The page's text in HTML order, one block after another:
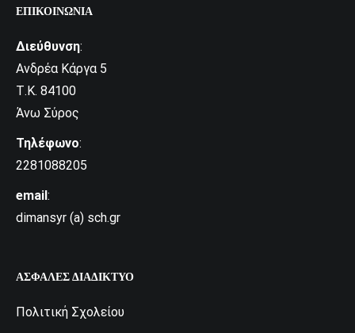
ΕΠΙΚΟΙΝΩΝΊΑ
Διεύθυνση:
Ανδρέα Κάργα 5
Τ.Κ. 84100
Άνω Σύρος
Τηλέφωνο:
2281088205
email:
dimansyr (a) sch.gr
ΑΣΦΑΛΈΣ ΔΙΑΔΊΚΤΥΟ
Πολιτική Σχολείου